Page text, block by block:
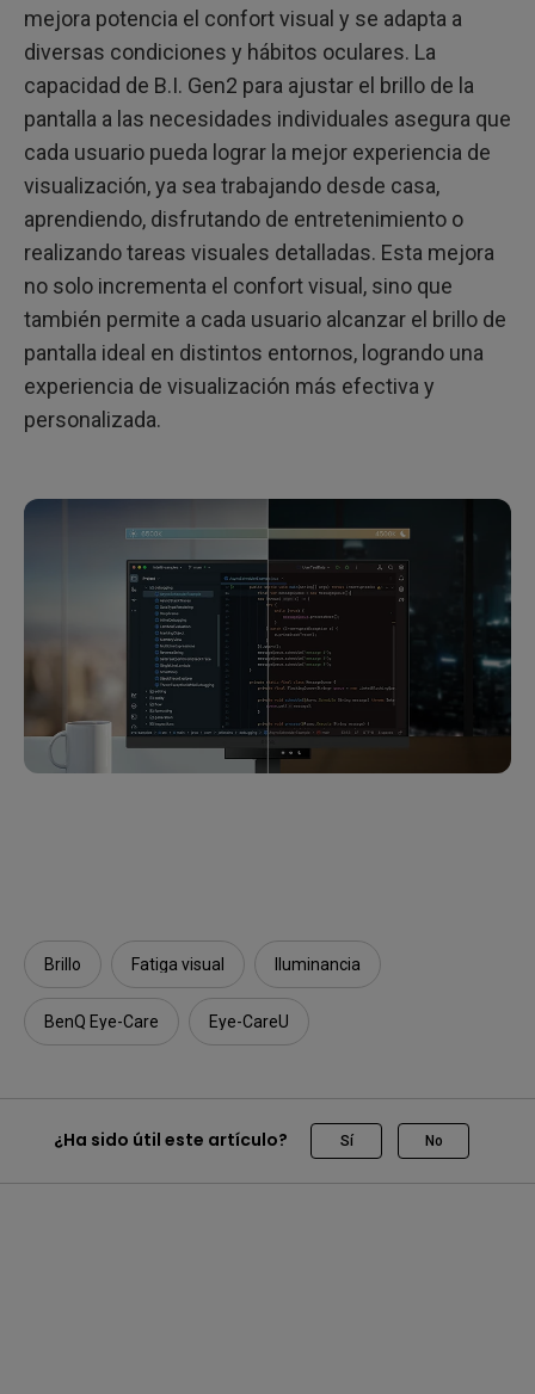
mejora potencia el confort visual y se adapta a
diversas condiciones y hábitos oculares. La
capacidad de B.I. Gen2 para ajustar el brillo de la
pantalla a las necesidades individuales asegura que
cada usuario pueda lograr la mejor experiencia de
visualización, ya sea trabajando desde casa,
aprendiendo, disfrutando de entretenimiento o
realizando tareas visuales detalladas. Esta mejora
no solo incrementa el confort visual, sino que
también permite a cada usuario alcanzar el brillo de
pantalla ideal en distintos entornos, logrando una
experiencia de visualización más efectiva y
personalizada.
Brillo Fatiga visual Iluminancia
BenQ Eye-Care Eye-CareU
¿Ha sido útil este artículo? Sí No